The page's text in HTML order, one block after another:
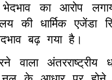
का आरोप
धार्मिक एजेंडा
बढ़ गया है।
अंतरराष्ट्रीय